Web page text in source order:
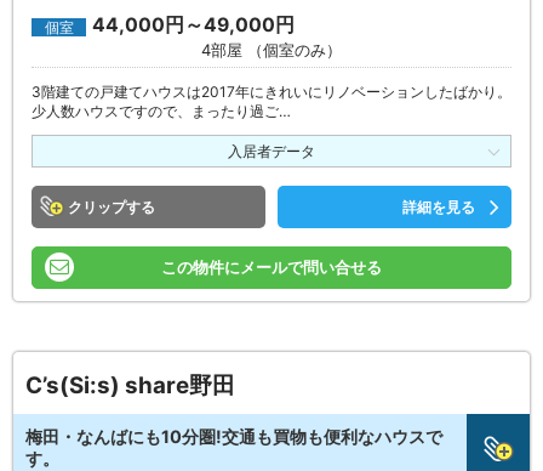
個室 44,000円～49,000円
4部屋 （個室のみ）
3階建ての戸建てハウスは2017年にきれいにリノベーションしたばかり。
少人数ハウスですので、まったり過ご…
入居者データ
クリップ 詳細を見る
この物件にメールで問い合せる
C’s(Si:s) share野田
梅田・なんばにも10分圏!交通も買物も便利なハウスで
す。